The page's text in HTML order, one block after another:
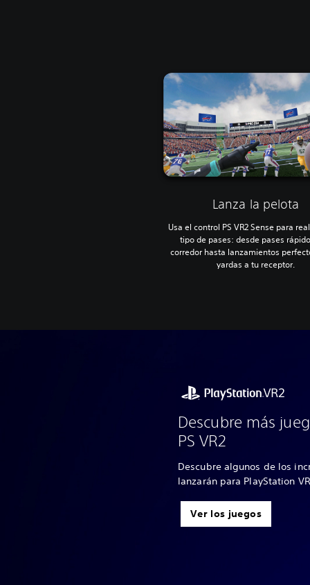
Lanza la pelota
Usa el control PS VR2 Sense para
tipo de pases: desde pases
corredor hasta lanzamientos
yardas a tu receptor.
Descubre más
PS VR2
Descubre algunos de los
lanzarán para PlayStation
Ver los juegos